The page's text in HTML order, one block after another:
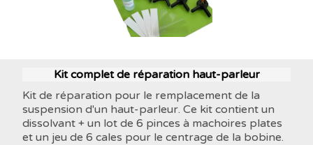
Kit complet de réparation haut-parleur
Kit de réparation pour le remplacement de la
suspension d'un haut-parleur. Ce kit contient un
dissolvant + un lot de 6 pinces à machoires plates
et un jeu de 6 cales pour le centrage de la bobine.